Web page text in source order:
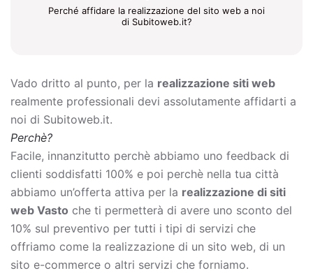
Perché affidare la realizzazione del sito web a noi
di Subitoweb.it?
Vado dritto al punto, per la realizzazione siti web
realmente professionali devi assolutamente affidarti a
noi di Subitoweb.it.
Perchè?
Facile, innanzitutto perchè abbiamo uno feedback di
clienti soddisfatti 100% e poi perchè nella tua città
abbiamo un’offerta attiva per la realizzazione di siti
web Vasto che ti permetterà di avere uno sconto del
10% sul preventivo per tutti i tipi di servizi che
offriamo come la realizzazione di un sito web, di un
sito e-commerce o altri servizi che forniamo.